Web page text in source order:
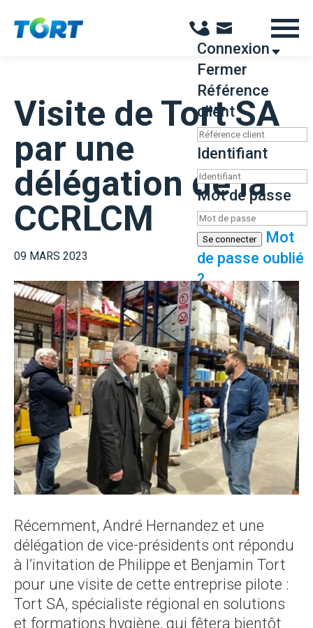
Connexion
Fermer
Référence
client
Identifiant
Mot de passe
Se connecter
Mot
de passe oublié
?
Visite de Tort SA
par une
délégation de la
CCRLCM
09 MARS 2023
Récemment, André Hernandez et une
délégation de vice-présidents ont répondu
à l’invitation de Philippe et Benjamin Tort
pour une visite de cette entreprise pilote :
Tort SA, spécialiste régional en solutions
et formations hygiène, qui fêtera bientôt